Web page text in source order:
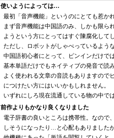
使いようによっては…
最初「音声機能」というのにとても惹か
まず音声機能は中国語のみ、しかも限ら
ようという方にとってはすぐ陳腐化し
ただし、ロボットがしゃべっているよう
中国語初心者にとって、ピンインだけで
基本単語だけでもネイティブの発音で読
よく使われる文章の音読もありますので
につけたい方にはいいかもしれません
いずれにしろ現在流通している物の中で
前作よりもかなり良くなりました
電子辞書の良いところは携帯性。なので
しそうになったり…と心配もありました